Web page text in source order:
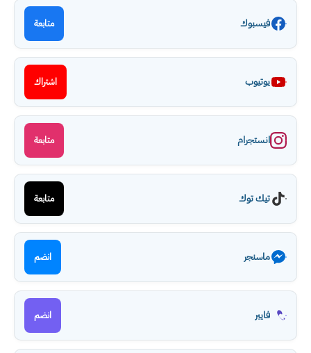
فيسبوك متابعة
يوتيوب اشتراك
انستجرام متابعة
تيك توك متابعة
ماسنجر انضم
فايبر انضم